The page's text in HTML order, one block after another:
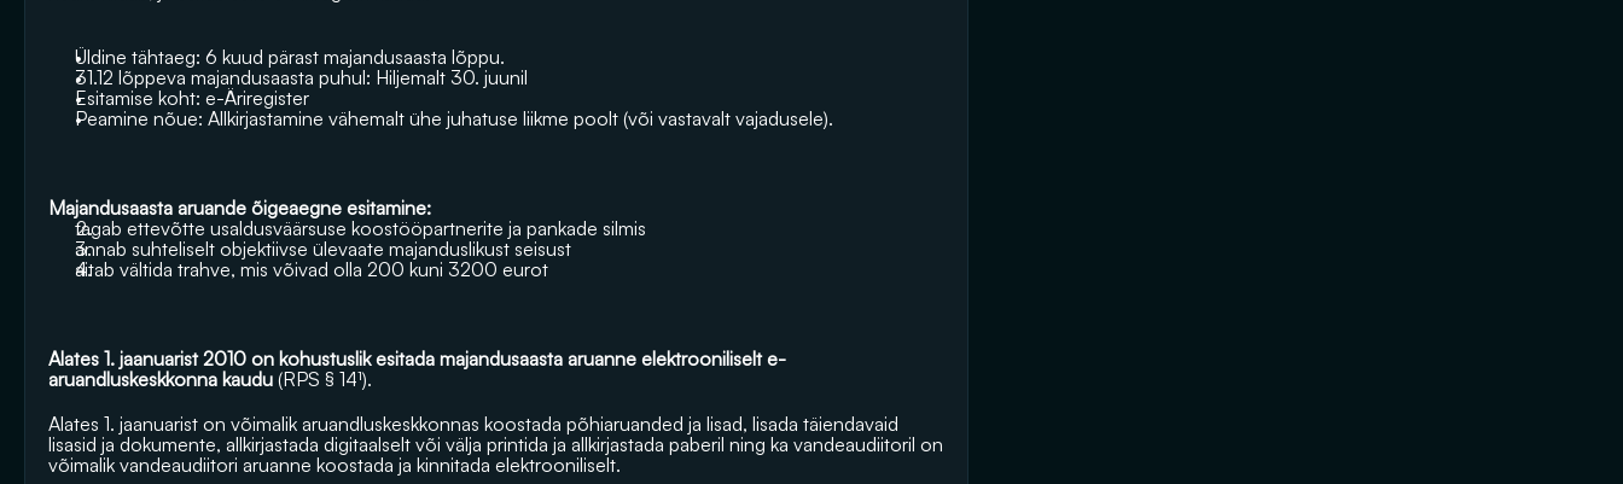
Üldine tähtaeg: 6 kuud pärast majandusaasta lõppu.
31.12 lõppeva majandusaasta puhul: Hiljemalt 30. juunil
Esitamise koht: e-Äriregister
Peamine nõue: Allkirjastamine vähemalt ühe juhatuse liikme poolt (või vastavalt vajadusele).
Majandusaasta aruande õigeaegne esitamine:
tagab ettevõtte usaldusväärsuse koostööpartnerite ja pankade silmis
annab suhteliselt objektiivse ülevaate majanduslikust seisust
aitab vältida trahve, mis võivad olla 200 kuni 3200 eurot
Alates 1. jaanuarist 2010 on kohustuslik esitada majandusaasta aruanne elektrooniliselt e-
aruandluskeskkonna kaudu (RPS § 14¹).
Alates 1. jaanuarist on võimalik aruandluskeskkonnas koostada põhiaruanded ja lisad, lisada täiendavaid
lisasid ja dokumente, allkirjastada digitaalselt või välja printida ja allkirjastada paberil ning ka vandeaudiitoril on
võimalik vandeaudiitori aruanne koostada ja kinnitada elektrooniliselt.